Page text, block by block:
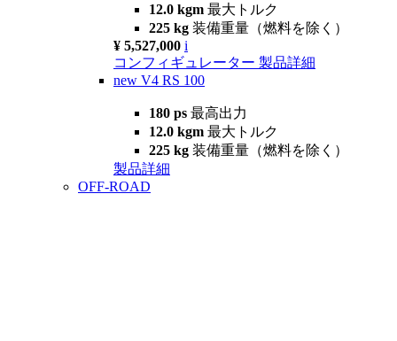
12.0 kgm 最大トルク
225 kg 装備重量（燃料を除く）
¥ 5,527,000 i
コンフィギュレーター 製品詳細
new V4 RS 100
180 ps 最高出力
12.0 kgm 最大トルク
225 kg 装備重量（燃料を除く）
製品詳細
OFF-ROAD